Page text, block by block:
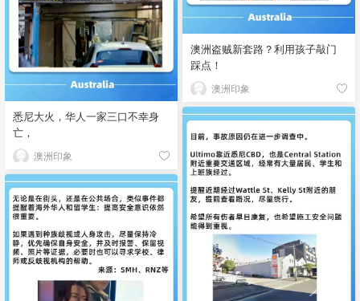
澳洲盗贼新套路？利用孩子敲门
踩点！
澳洲印象
悉尼大火，华人一家三口不幸身
亡，
澳洲印象